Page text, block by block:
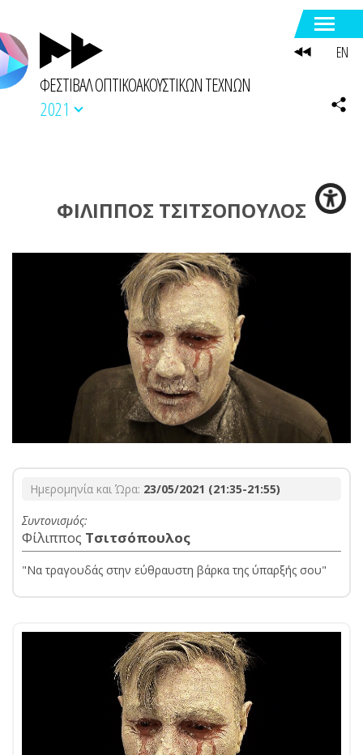
ΦΕΣΤΙΒΑΛ ΟΠΤΙΚΟΑΚΟΥΣΤΙΚΩΝ ΤΕΧΝΩΝ
2021
ΦΙΛΙΠΠΟΣ ΤΣΙΤΣΟΠΟΥΛΟΣ
Ημερομηνία και Ώρα: 23/05/2021 (21:35-21:55)
Συντονισμός:
Φίλιππος Τσιτσόπουλος
"Να τραγουδάς στην εύθραυστη βάρκα της ύπαρξής σου"
EN